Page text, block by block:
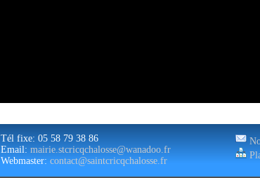
Tél fixe: 05 58 79 38 86
Email: mairie.stcricqchalosse@wanadoo.fr
Webmaster: contact@saintcricqchalosse.fr